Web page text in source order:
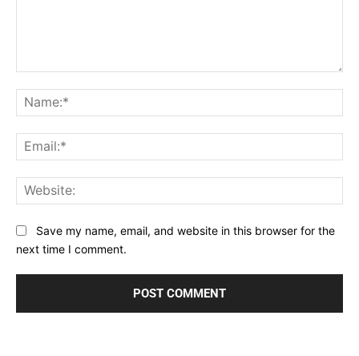
Save my name, email, and website in this browser for the
next time I comment.